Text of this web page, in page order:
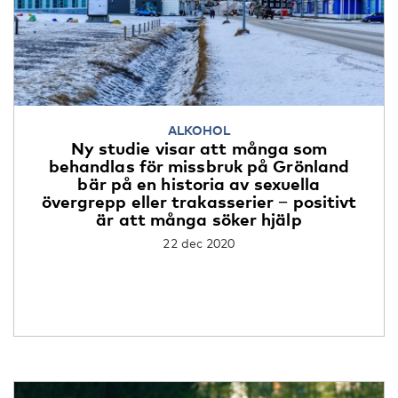
ALKOHOL
Ny studie visar att många som
behandlas för missbruk på Grönland
bär på en historia av sexuella
övergrepp eller trakasserier − positivt
är att många söker hjälp
22 dec 2020